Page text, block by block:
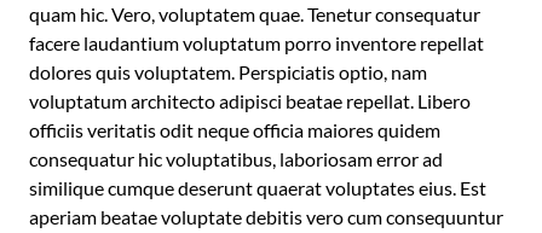
quam hic. Vero, voluptatem quae. Tenetur consequatur
facere laudantium voluptatum porro inventore repellat
dolores quis voluptatem. Perspiciatis optio, nam
voluptatum architecto adipisci beatae repellat. Libero
officiis veritatis odit neque officia maiores quidem
consequatur hic voluptatibus, laboriosam error ad
similique cumque deserunt quaerat voluptates eius. Est
aperiam beatae voluptate debitis vero cum consequuntur